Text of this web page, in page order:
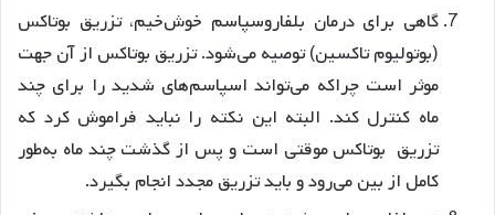
گاهی برای درمان بلفاروسپاسم خوش‌خیم، تزریق بوتاکس
(بوتولیوم تاکسین) توصیه می‌شود. تزریق بوتاکس از آن جهت
موثر است چراکه می‌تواند اسپاسم‌های شدید را برای چند
ماه کنترل کند. البته این نکته را نباید فراموش کرد که
تزریق بوتاکس موقتی است و پس از گذشت چند ماه به‌طور
کامل از بین می‌رود و باید تزریق مجدد انجام بگیرد.